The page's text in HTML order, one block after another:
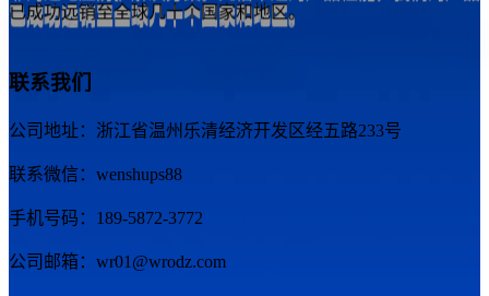
已成功远销至全球几十个国家和地区。
联系我们
公司地址：浙江省温州乐清经济开发区经五路233号
联系微信：wenshups88
手机号码：189-5872-3772
公司邮箱：wr01@wrodz.com